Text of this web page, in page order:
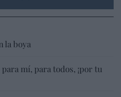
la boya
mí, para todos, ¡por tu